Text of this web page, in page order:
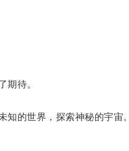
期待。
的世界，探索神秘的宇宙。